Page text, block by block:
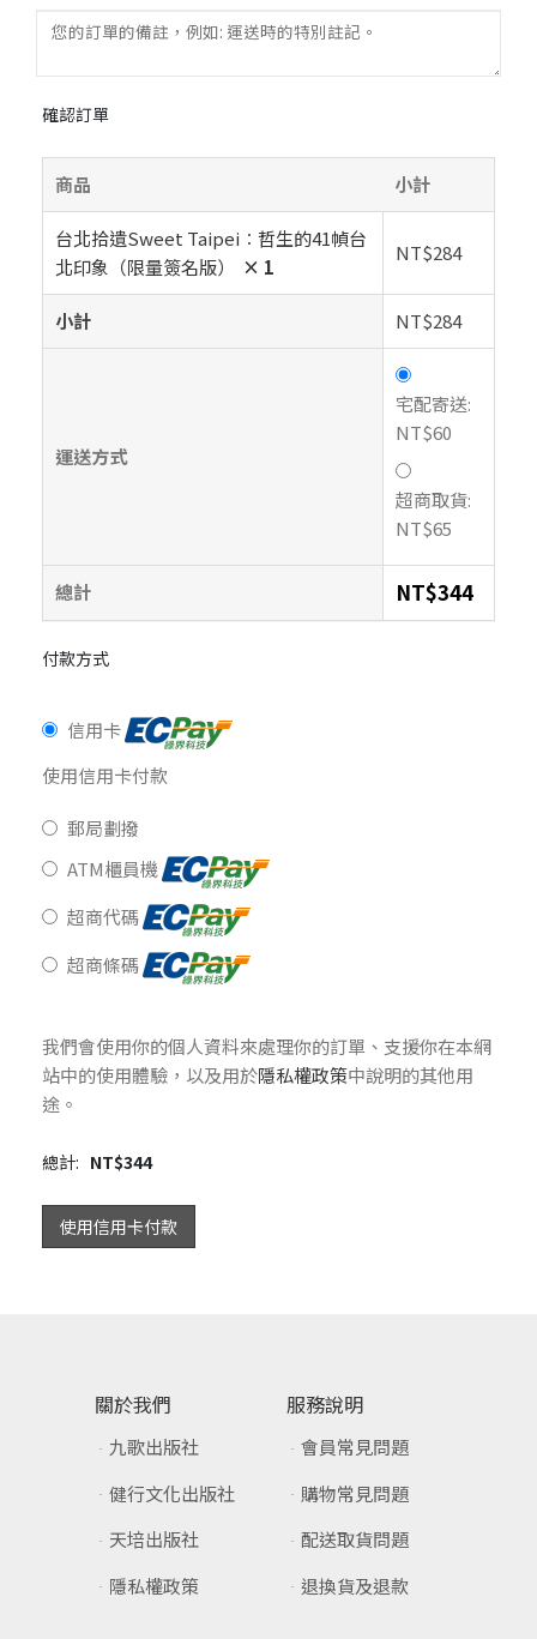
確認訂單
商品 小計
台北拾遺Sweet Taipei︰哲生的41幀台
北印象（限量簽名版） × 1
NT$284
小計 NT$284
運送方式
宅配寄送:
NT$60
超商取貨:
NT$65
總計 NT$344
付款方式
信用卡
使用信用卡付款
郵局劃撥
ATM櫃員機
超商代碼
超商條碼
我們會使用你的個人資料來處理你的訂單、支援你在本網
站中的使用體驗，以及用於隱私權政策中說明的其他用
途。
總計: NT$344
使用信用卡付款
關於我們
九歌出版社
健行文化出版社
天培出版社
隱私權政策
服務說明
會員常見問題
購物常見問題
配送取貨問題
退換貨及退款